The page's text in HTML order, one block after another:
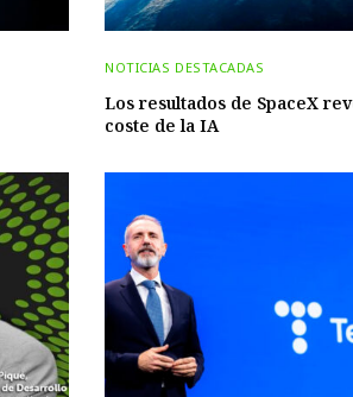
NOTICIAS DESTACADAS
Los resultados de SpaceX
coste de la IA